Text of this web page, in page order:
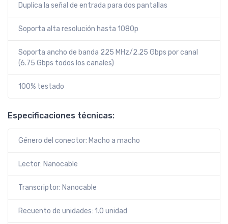
Duplica la señal de entrada para dos pantallas
Soporta alta resolución hasta 1080p
Soporta ancho de banda 225 MHz/2.25 Gbps por canal
(6.75 Gbps todos los canales)
100% testado
Especificaciones técnicas:
Género del conector: Macho a macho
Lector: Nanocable
Transcriptor: Nanocable
Recuento de unidades: 1.0 unidad